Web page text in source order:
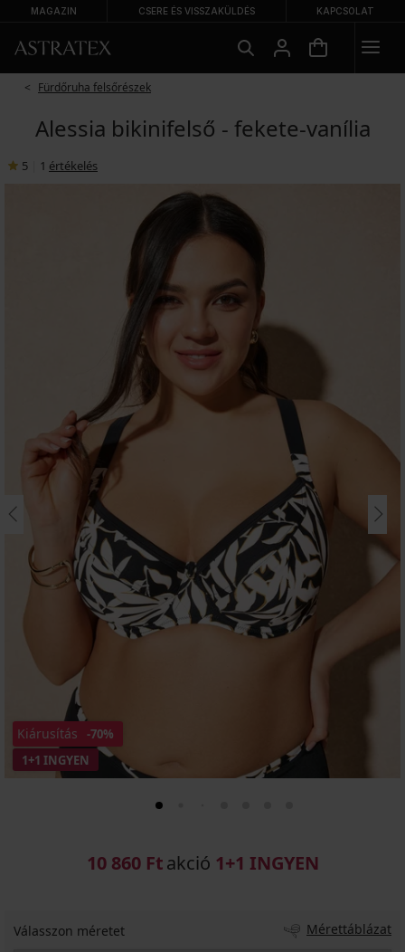
MAGAZIN CSERE ÉS VISSZAKÜLDÉS KAPCSOLAT
Fürdőruha felsőrészek
Alessia bikinifelső - fekete-vanília
5 1 értékelés
1+1 INGYEN
Kiárusítás -70%
10 860 Ftakció 1+1 INGYEN
Válasszon méretet Mérettáblázat